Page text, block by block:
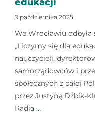
edukacji
9 października 2025
We Wrocławiu
„Liczymy się dla
nauczycieli,
samorządowców i
społecznych z całej
przez Justynę Dżbik-
Radia ...